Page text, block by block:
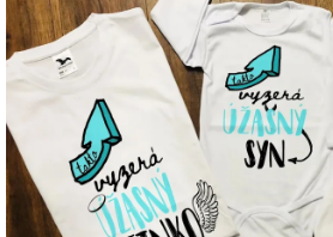
hviezdičiek.